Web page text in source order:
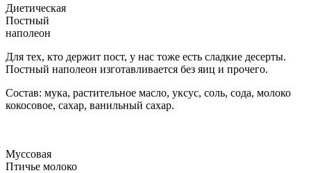
Диетическая
Постный
наполеон
Для тех, кто держит пост, у нас тоже есть сладкие десерты.
Постный наполеон изготавливается без яиц и прочего.
Состав: мука, растительное масло, уксус, соль, сода, молоко
кокосовое, сахар, ванильный сахар.
Муссовая
Птичье молоко